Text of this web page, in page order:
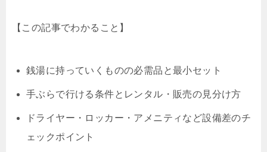
【この記事でわかること】
銭湯に持っていくものの必需品と最小セット
手ぶらで行ける条件とレンタル・販売の見分け方
ドライヤー・ロッカー・アメニティなど設備差のチ
ェックポイント